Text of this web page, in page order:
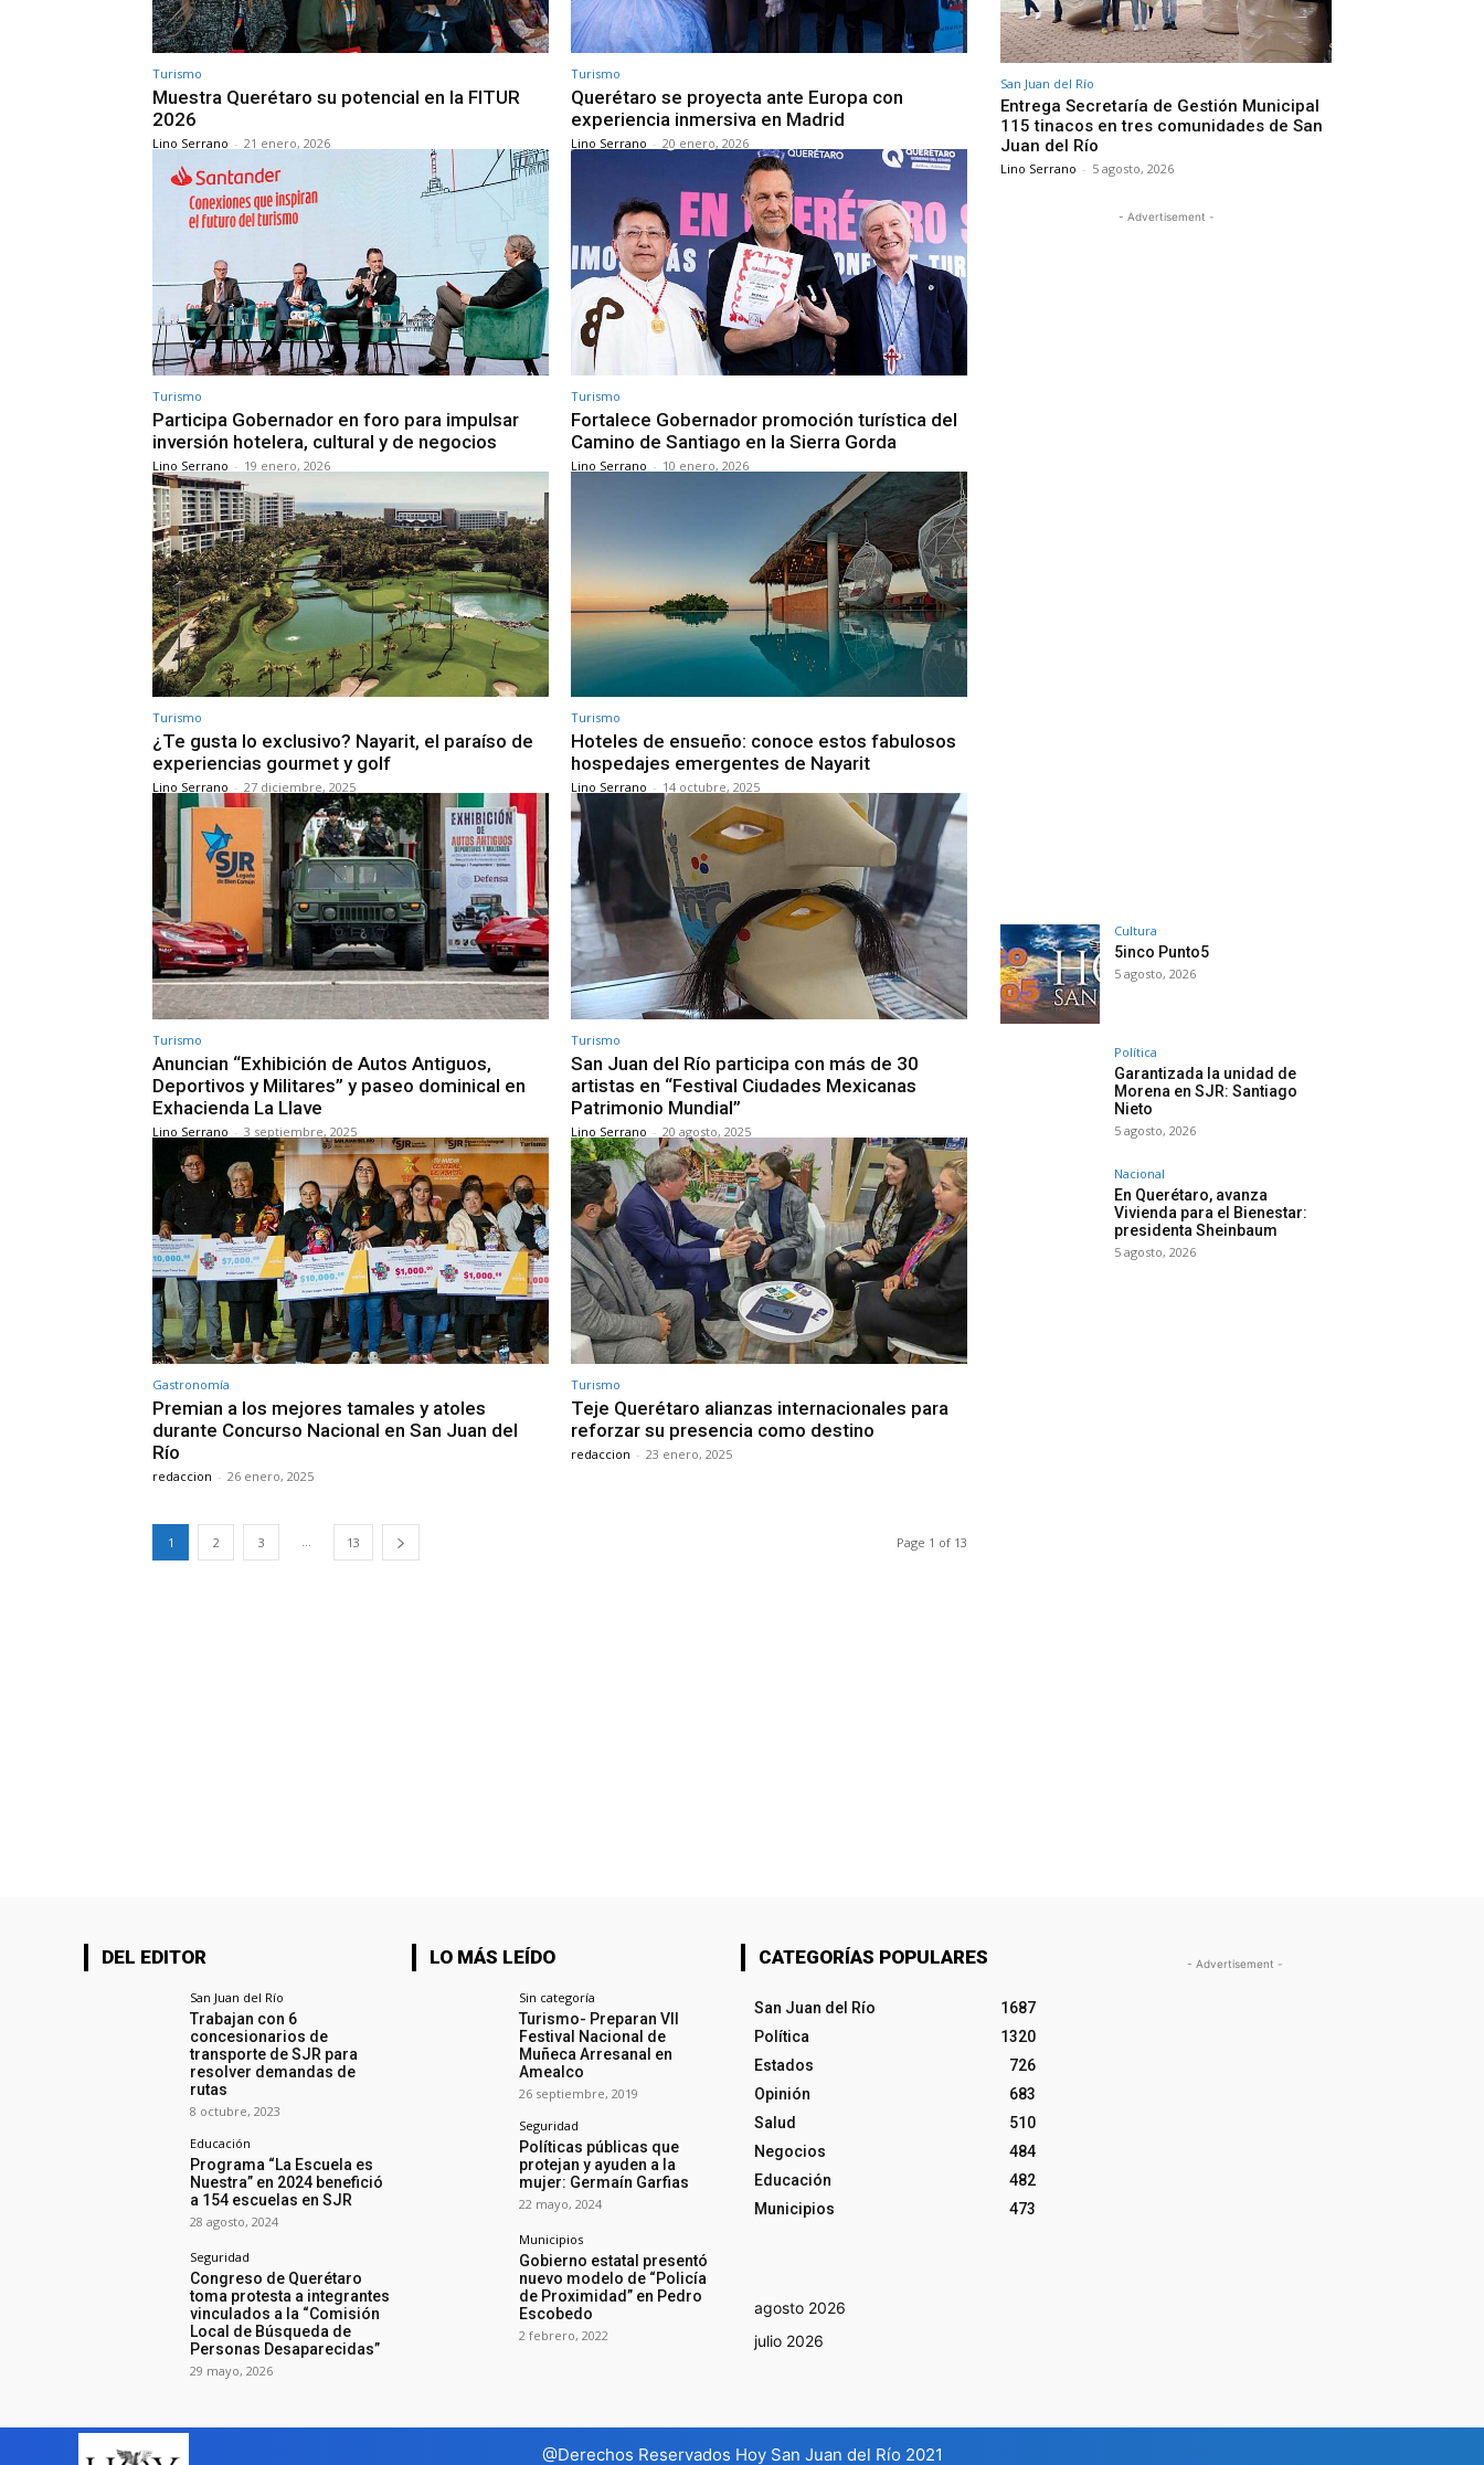
Turismo
Muestra Querétaro su potencial en la FITUR
2026
Lino Serrano - 21 enero, 2026
Turismo
Querétaro se proyecta ante Europa con
experiencia inmersiva en Madrid
Lino Serrano - 20 enero, 2026
Turismo
Participa Gobernador en foro para impulsar
inversión hotelera, cultural y de negocios
Lino Serrano - 19 enero, 2026
Turismo
Fortalece Gobernador promoción turística del
Camino de Santiago en la Sierra Gorda
Lino Serrano - 10 enero, 2026
Turismo
¿Te gusta lo exclusivo? Nayarit, el paraíso de
experiencias gourmet y golf
Lino Serrano - 27 diciembre, 2025
Turismo
Hoteles de ensueño: conoce estos fabulosos
hospedajes emergentes de Nayarit
Lino Serrano - 14 octubre, 2025
Turismo
Anuncian “Exhibición de Autos Antiguos,
Deportivos y Militares” y paseo dominical en
Exhacienda La Llave
Lino Serrano - 3 septiembre, 2025
Turismo
San Juan del Río participa con más de 30
artistas en “Festival Ciudades Mexicanas
Patrimonio Mundial”
Lino Serrano - 20 agosto, 2025
Gastronomía
Premian a los mejores tamales y atoles
durante Concurso Nacional en San Juan del
Río
redaccion - 26 enero, 2025
Turismo
Teje Querétaro alianzas internacionales para
reforzar su presencia como destino
redaccion - 23 enero, 2025
1 2 3 13 Page 1 of 13
San Juan del Río
Entrega Secretaría de Gestión Municipal
115 tinacos en tres comunidades de San
Juan del Río
Lino Serrano - 5 agosto, 2026
- Advertisement -
Cultura
5inco Punto5
5 agosto, 2026
Política
Garantizada la unidad de
Morena en SJR: Santiago
Nieto
5 agosto, 2026
Nacional
En Querétaro, avanza
Vivienda para el Bienestar:
presidenta Sheinbaum
5 agosto, 2026
DEL EDITOR
San Juan del Río
Trabajan con 6
concesionarios de
transporte de SJR para
resolver demandas de
rutas
8 octubre, 2023
Educación
Programa “La Escuela es
Nuestra” en 2024 benefició
a 154 escuelas en SJR
28 agosto, 2024
Seguridad
Congreso de Querétaro
toma protesta a integrantes
vinculados a la “Comisión
Local de Búsqueda de
Personas Desaparecidas”
29 mayo, 2026
LO MÁS LEÍDO
Sin categoría
Turismo- Preparan VII
Festival Nacional de
Muñeca Arresanal en
Amealco
26 septiembre, 2019
Seguridad
Políticas públicas que
protejan y ayuden a la
mujer: Germaín Garfias
22 mayo, 2024
Municipios
Gobierno estatal presentó
nuevo modelo de “Policía
de Proximidad” en Pedro
Escobedo
2 febrero, 2022
CATEGORÍAS POPULARES
San Juan del Río
1687
Política
1320
Estados
726
Opinión
683
Salud
510
Negocios
484
Educación
482
Municipios
473
agosto 2026
julio 2026
- Advertisement -
@Derechos Reservados Hoy San Juan del Río 2021